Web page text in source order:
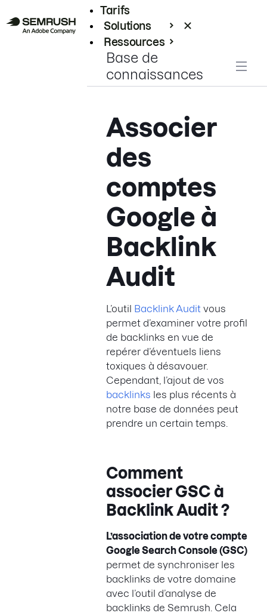
Tarifs
Solutions
Ressources
Entreprises
Base de
connaissances
Associer
des
comptes
Google à
Backlink
Audit
L’outil Backlink Audit vous
permet d’examiner votre profil
de backlinks en vue de
repérer d’éventuels liens
toxiques à désavouer.
Cependant, l’ajout de vos
backlinks les plus récents à
notre base de données peut
prendre un certain temps.
Comment
associer GSC à
Backlink Audit ?
L’association de votre compte
Google Search Console (GSC)
permet de synchroniser les
backlinks de votre domaine
avec l’outil d’analyse de
backlinks de Semrush. Cela